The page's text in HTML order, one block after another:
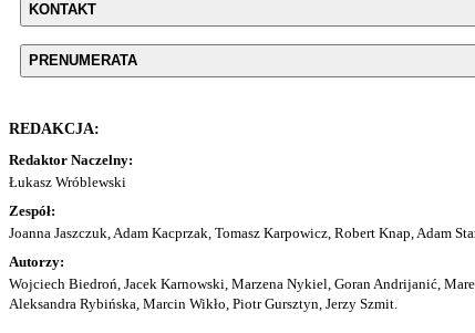
KONTAKT
PRENUMERATA
REDAKCJA:
Redaktor Naczelny:
Łukasz Wróblewski
Zespół:
Joanna Jaszczuk, Adam Kacprzak, Tomasz Karpowicz, Robert Knap, Adam
Autorzy:
Wojciech Biedroń, Jacek Karnowski, Marzena Nykiel, Goran Andrijanić,
Aleksandra Rybińska, Marcin Wikło, Piotr Gursztyn, Jerzy Szmit.